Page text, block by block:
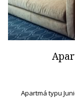
Apartmá typu